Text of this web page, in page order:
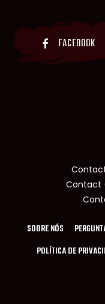
FACEBOOK
SOBRE NÓS
POLÍTICA DE